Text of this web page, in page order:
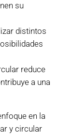
su
distintos
reduce
a una
en la
y circular